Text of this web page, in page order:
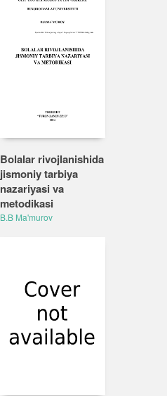
Bolalar rivojlanishida
jismoniy tarbiya
nazariyasi va
metodikasi
B.B Ma'murov